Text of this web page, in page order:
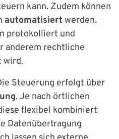
kann. Zudem können
automatisiertwerden.
protokolliert und
anderem rechtliche
wird.
Steuerung erfolgt über
. Je nach örtlichen
flexibel kombiniert
Datenübertragung